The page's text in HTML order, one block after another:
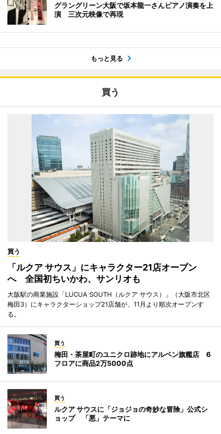
グラングリーン大阪で坂本龍一さんピアノ演奏を上
演 三次元映像で再現
もっと見る
買う
買う
「ルクア サウス」にキャラクター21店オープン
へ 全国初ちいかわ、サンリオも
大阪駅の商業施設「LUCUA SOUTH（ルクア サウス）」（大阪市北区
梅田3）にキャラクターショップ21店舗が、11月より順次オープンす
る。
買う
梅田・茶屋町のユニクロ跡地にアルペン旗艦店 6
フロアに商品2万5000点
買う
ルクア サウスに「ジョジョの奇妙な冒険」公式シ
ョップ 「悪」テーマに